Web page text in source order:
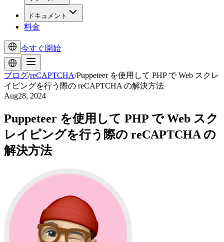
ドキュメント
料金
今すぐ開始
ブログ/reCAPTCHA/Puppeteer を使用して PHP で Web スクレ
イピングを行う際の reCAPTCHA の解決方法
Aug28, 2024
Puppeteer を使用して PHP で Web スク
レイピングを行う際の reCAPTCHA の
解決方法